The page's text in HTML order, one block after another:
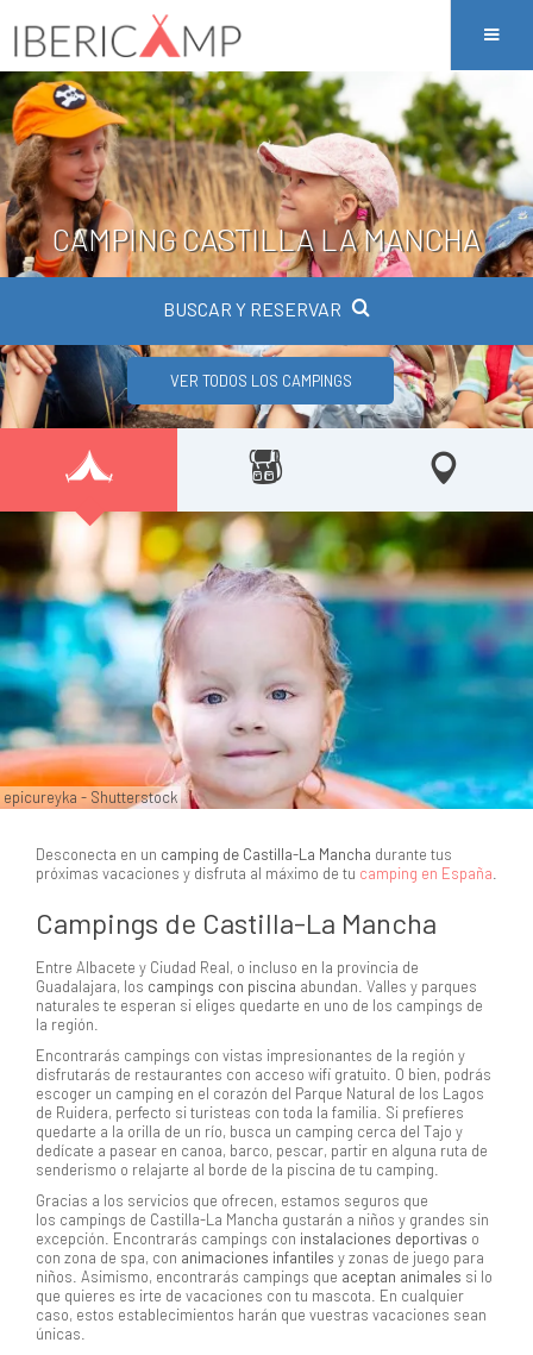
CAMPING CASTILLA LA MANCHA
BUSCAR Y RESERVAR
VER TODOS LOS CAMPINGS
epicureyka - Shutterstock
Desconecta en un camping de Castilla-La Mancha durante tus
próximas vacaciones y disfruta al máximo de tu camping en España
Campings de Castilla-La Mancha
Entre Albacete y Ciudad Real, o incluso en la provincia de
Guadalajara, los campings con piscina abundan. Valles y parques
naturales te esperan si eliges quedarte en uno de los campings de
la región.
Encontrarás campings con vistas impresionantes de la región y
disfrutarás de restaurantes con acceso wifi gratuito. O bien, podrás
escoger un camping en el corazón del Parque Natural de los Lagos
de Ruidera, perfecto si turisteas con toda la familia. Si prefieres
quedarte a la orilla de un río, busca un camping cerca del Tajo y
dedícate a pasear en canoa, barco, pescar, partir en alguna ruta de
senderismo o relajarte al borde de la piscina de tu camping.
Gracias a los servicios que ofrecen, estamos seguros que
los campings de Castilla-La Mancha gustarán a niños y grandes sin
excepción. Encontrarás campings con instalaciones deportivas o
con zona de spa, con animaciones infantiles y zonas de juego para
niños. Asimismo, encontrarás campings que aceptan animales si lo
que quieres es irte de vacaciones con tu mascota. En cualquier
caso, estos establecimientos harán que vuestras vacaciones sean
únicas.